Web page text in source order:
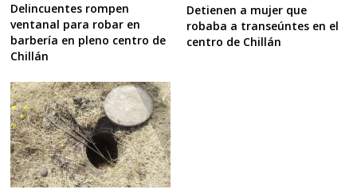
Delincuentes rompen
ventanal para robar en
barbería en pleno centro de
Chillán
Detienen a mujer que
robaba a transeúntes en el
centro de Chillán